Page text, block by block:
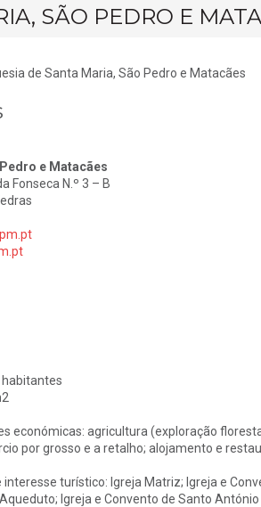
SÃO PEDRO E
e Matacães
Fonseca N.º 3 – B
habitantes
económicas: agricultura (exploração
por grosso e a retalho; alojamento e
interesse turístico: Igreja Matriz; Igreja e
Igreja e Convento de Santo